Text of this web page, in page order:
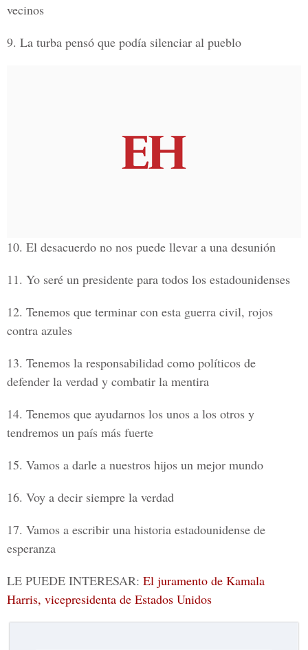
vecinos
9. La turba pensó que podía silenciar al pueblo
10. El desacuerdo no nos puede llevar a una desunión
11. Yo seré un presidente para todos los estadounidenses
12. Tenemos que terminar con esta guerra civil, rojos
contra azules
13. Tenemos la responsabilidad como políticos de
defender la verdad y combatir la mentira
14. Tenemos que ayudarnos los unos a los otros y
tendremos un país más fuerte
15. Vamos a darle a nuestros hijos un mejor mundo
16. Voy a decir siempre la verdad
17. Vamos a escribir una historia estadounidense de
esperanza
LE PUEDE INTERESAR: El juramento de Kamala
Harris, vicepresidenta de Estados Unidos